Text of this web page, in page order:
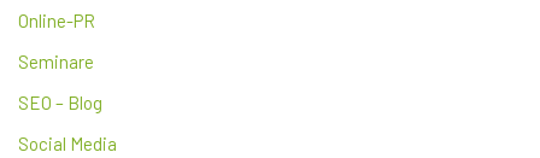
Online-PR
Seminare
SEO – Blog
Social Media